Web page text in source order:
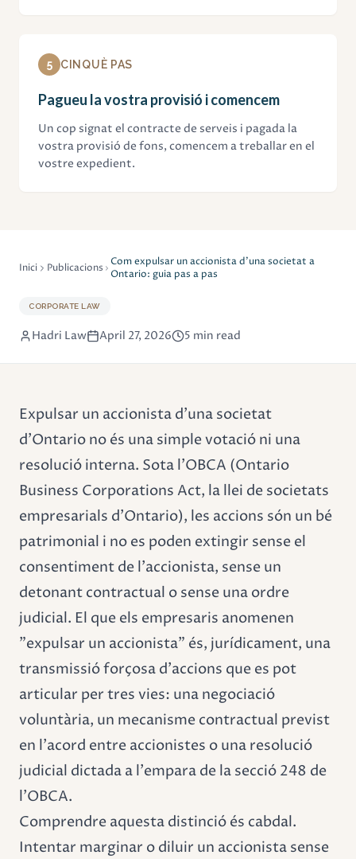
5 CINQUÈ PAS
Pagueu la vostra provisió i comencem
Un cop signat el contracte de serveis i pagada la
vostra provisió de fons, comencem a treballar en el
vostre expedient.
Inici Publicacions
Com expulsar un accionista d'una societat a
Ontario: guia pas a pas
CORPORATE LAW
Hadri Law April 27, 2026 5 min read
Expulsar un accionista d'una societat
d'Ontario no és una simple votació ni una
resolució interna. Sota l'OBCA (Ontario
Business Corporations Act, la llei de societats
empresarials d'Ontario), les accions són un bé
patrimonial i no es poden extingir sense el
consentiment de l'accionista, sense un
detonant contractual o sense una ordre
judicial. El que els empresaris anomenen
"expulsar un accionista" és, jurídicament, una
transmissió forçosa d'accions que es pot
articular per tres vies: una negociació
voluntària, un mecanisme contractual previst
en l'acord entre accionistes o una resolució
judicial dictada a l'empara de la secció 248 de
l'OBCA.
Comprendre aquesta distinció és cabdal.
Intentar marginar o diluir un accionista sense